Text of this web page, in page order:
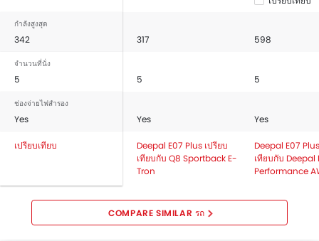
กำลังสูงสุด
342 317 598
จำนวนที่นั่ง
5 5 5
ช่องจ่ายไฟสำรอง
Yes Yes Yes
เปรียบเทียบ
Deepal E07 Plus เปรียบ
เทียบกับ Q8 Sportback E-
Tron
Deepal E07
เทียบกับ Deepal
Performance
COMPARE SIMILAR รถ